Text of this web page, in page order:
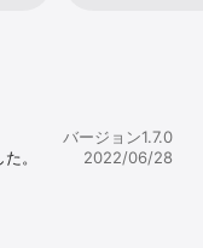
てキャラクターが加
ど様々なキャラクター
多く、職業バ
味方のレベルア
成要素が薄い。
。
バージョン1.7.0
2022/06/28